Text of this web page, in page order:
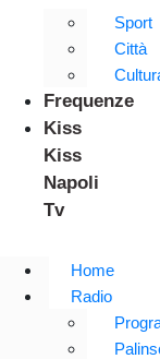
Sport
Città
Frequenze
Kiss
Kiss
Napoli
Tv
Home
Radio